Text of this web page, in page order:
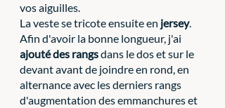
vos aiguilles.
La veste se tricote ensuite en jersey.
Afin d'avoir la bonne longueur, j'ai
ajouté des rangs dans le dos et sur le
devant avant de joindre en rond, en
alternance avec les derniers rangs
d'augmentation des emmanchures et